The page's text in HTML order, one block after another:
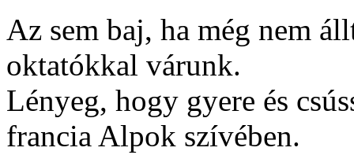
Az sem baj, ha még nem
oktatókkal várunk.
Lényeg, hogy gyere és
francia Alpok szívében.